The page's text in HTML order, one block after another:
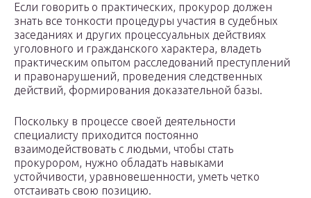
Если говорить о практических, прокурор должен
знать все тонкости процедуры участия в судебных
заседаниях и других процессуальных действиях
уголовного и гражданского характера, владеть
практическим опытом расследований преступлений
и правонарушений, проведения следственных
действий, формирования доказательной базы.
Поскольку в процессе своей деятельности
специалисту приходится постоянно
взаимодействовать с людьми, чтобы стать
прокурором, нужно обладать навыками
устойчивости, уравновешенности, уметь четко
отстаивать свою позицию.